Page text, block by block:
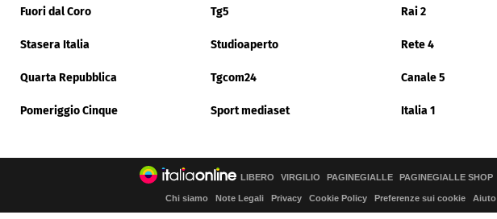
Fuori dal Coro Tg5 Rai 2
Stasera Italia Studioaperto Rete 4
Quarta Repubblica Tgcom24 Canale 5
Pomeriggio Cinque Sport mediaset Italia 1
LIBERO VIRGILIO PAGINEGIALLE PAGINEGIALLE SHOP
Chi siamo Note Legali Privacy Cookie Policy Preferenze sui cookie Aiuto